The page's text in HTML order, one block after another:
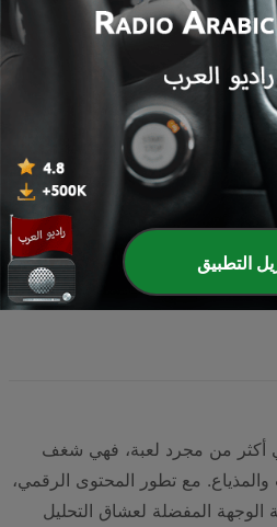
42 min
1من2
2
>
أكثر من مجرد لعبة، فهي شغف
مع تطور المحتوى الرقمي،
الوجهة المفضلة لعشاق التحليل
التطبيق